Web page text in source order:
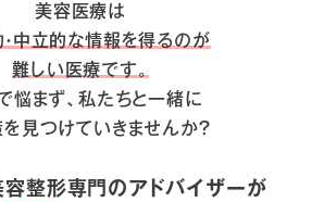
美容医療は
・中立的な情報を得るのが
難しい医療です。
悩まず、私たちと一緒に
見つけていきませんか？
容整形専門のアドバイザーが